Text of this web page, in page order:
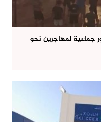
جماعية لمهاجرين نحو